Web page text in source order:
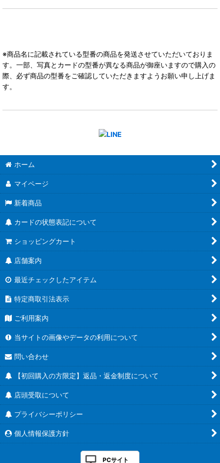
※商品名に記載されている型番の商品を発送させていただいておりま
す。一部、写真とカードの型番が異なる商品が御座いますので購入の
際、必ず商品の型番をご確認していただきますようお願い申し上げま
す。
ホーム
マイページ
新着商品
カードの状態表記について
ショッピングカート
店舗案内
最近チェックしたアイテム
特定商取引法表示
ご利用案内
当サイトの画像やデータの利用について
問い合わせ
【初回購入の方限定】返品・返金制度について
店頭受取について
プライバシーポリシー
個人情報保護方針
PCサイト